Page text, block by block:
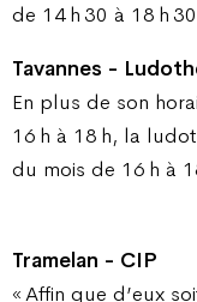
de 14 h 30 à 18 h
Tavannes -
En plus de son
16 h à 18 h, la
du mois de 16 h à
Tramelan - CIP
« Affin que d’eux